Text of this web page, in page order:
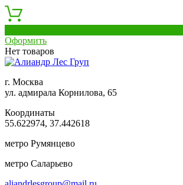
Оформить
Нет товаров
г. Москва
ул. адмирала Корнилова, 65
Координаты
55.622974, 37.442618
метро Румянцево
метро Саларьево